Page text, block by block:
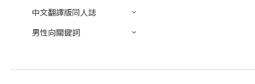
中文翻譯版同人誌
男性向關鍵詞